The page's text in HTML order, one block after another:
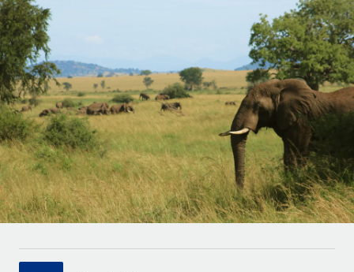
Ingewikkelde HR-taken eenvoudig uitbesteden
INFRASTRUCTUUR
Remote Embedded
HR naadloos in workflows integreren
Platform
Ingebouwde essentiële HR-functies voor je team
GROEIFASE
Start-ups
Flexibele global HR en payroll solutions voor groeiende
bedrijven
Mid-market
Teams uitbreiden met HR solutions op maat
Enterprise
Global HR voor grote bedrijven
WERK MET ONS SAMEN
Ontdek valuta-opties en betaalsnelheden voor
LEREN MET REMOTE
Onderzoek en gidsen
Casestudy's
HR-woordenlijst
Checklists en templates
Nederlands
Français
Deutsch
Español
Italiano
Português (Portugal)
日本語